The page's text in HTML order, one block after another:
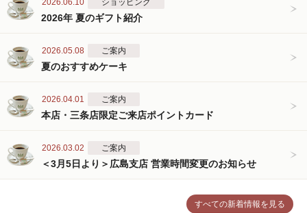
すべての新着情報を見る
2026.06.10 ショッピング
2026年 夏のギフト紹介
2026.05.08 ご案内
夏のおすすめケーキ
2026.04.01 ご案内
本店・三条店限定ご来店ポイントカード
2026.03.02 ご案内
＜3月5日より＞広島支店 営業時間変更のお知らせ